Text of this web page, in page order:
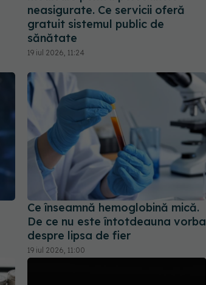
neasigurate. Ce servicii oferă
gratuit sistemul public de
sănătate
19 iul 2026, 11:24
Ce înseamnă hemoglobină mică.
De ce nu este întotdeauna vorba
despre lipsa de fier
19 iul 2026, 11:00